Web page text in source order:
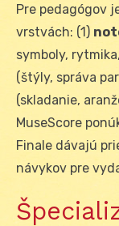
Pre pedagógov
vrstvách: (1)
symboly,
(štýly, správa
(skladanie,
MuseScore
Finale dávajú
návykov pre